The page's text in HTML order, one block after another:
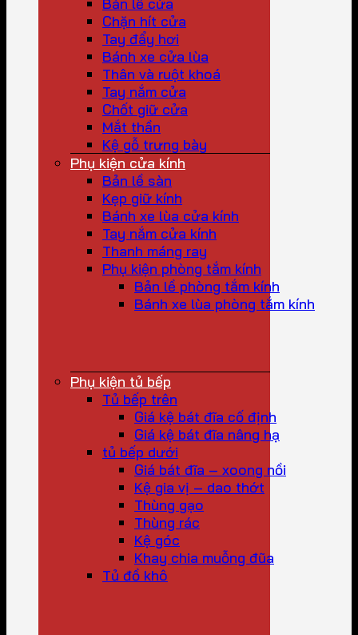
Chặn hít cửa
Tay đẩy hơi
Bánh xe cửa lùa
Thân và ruột khoá
Tay nắm cửa
Chốt giữ cửa
Mắt thần
Kệ gỗ trưng bày
Phụ kiện cửa kính
Bản lề sàn
Kẹp giữ kính
Bánh xe lùa cửa kính
Tay nắm cửa kính
Thanh máng ray
Phụ kiện phòng tắm kính
Bản lề phòng tắm kính
Bánh xe lùa phòng tắm kính
Phụ kiện tủ bếp
Tủ bếp trên
Giá kệ bát đĩa cố định
Giá kệ bát đĩa nâng hạ
tủ bếp dưới
Giá bát đĩa – xoong nồi
Kệ gia vị – dao thớt
Thùng gạo
Thùng rác
Kệ góc
Khay chia muỗng đũa
Tủ đồ khô